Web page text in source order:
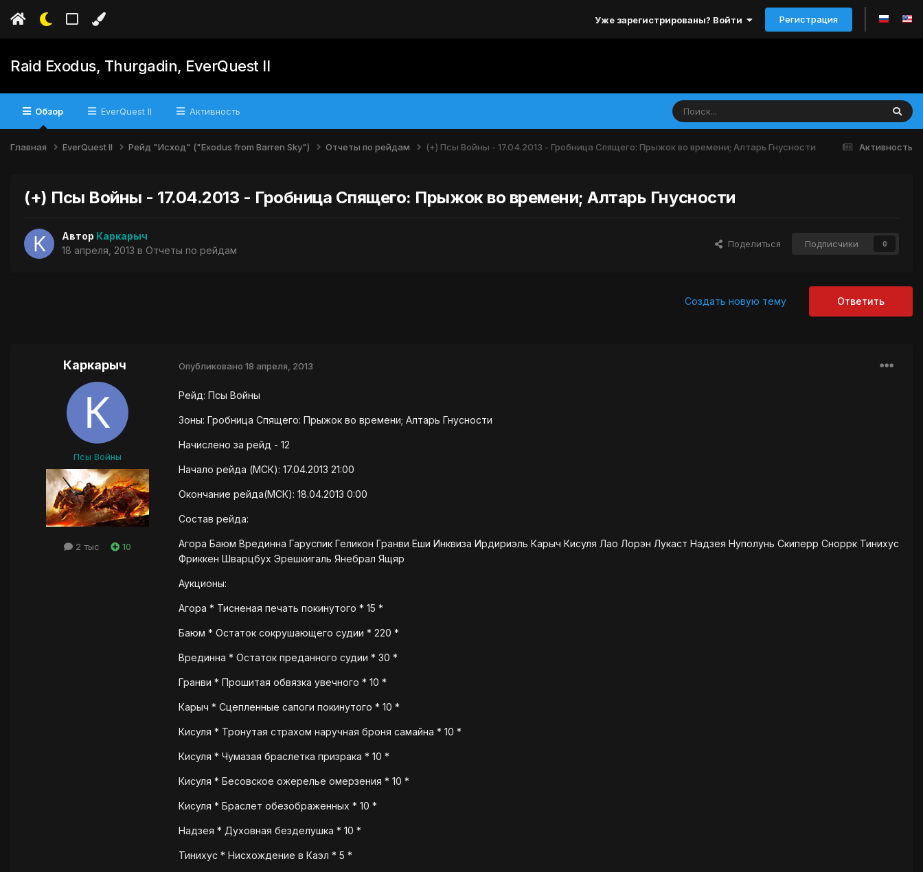
Уже зарегистрированы? Войти Регистрация
Raid Exodus, Thurgadin, EverQuest II
Обзор EverQuest II Активность
Активность
Главная EverQuest II Рейд "Исход" ("Exodus from Barren Sky") Отчеты по рейдам (+) Псы Войны - 17.04.2013 - Гробница Спящего: Прыжок во времени; Алтарь Гнусности
(+) Псы Войны - 17.04.2013 - Гробница Спящего: Прыжок во времени; Алтарь Гнусности
Автор Каркарыч
18 апреля, 2013 в Отчеты по рейдам
Поделиться Подписчики 0
Ответить
Создать новую тему
Каркарыч
Псы Войны
2 тыс 10
Опубликовано 18 апреля, 2013
Рейд: Псы Войны
Зоны: Гробница Спящего: Прыжок во времени; Алтарь Гнусности
Начислено за рейд - 12
Начало рейда (МСК): 17.04.2013 21:00
Окончание рейда(МСК): 18.04.2013 0:00
Состав рейда:
Агора Баюм Врединна Гаруспик Геликон Гранви Еши Инквиза Ирдириэль Карыч Кисуля Лао Лорэн Лукаст Надзея Нуполунь Скиперр Сноррк Тинихус
Фриккен Шварцбух Эрешкигаль Янебрал Ящяр
Аукционы:
Агора * Тисненая печать покинутого * 15 *
Баюм * Остаток сокрушающего судии * 220 *
Врединна * Остаток преданного судии * 30 *
Гранви * Прошитая обвязка увечного * 10 *
Карыч * Сцепленные сапоги покинутого * 10 *
Кисуля * Тронутая страхом наручная броня самайна * 10 *
Кисуля * Чумазая браслетка призрака * 10 *
Кисуля * Бесовское ожерелье омерзения * 10 *
Кисуля * Браслет обезображенных * 10 *
Надзея * Духовная безделушка * 10 *
Тинихус * Нисхождение в Каэл * 5 *